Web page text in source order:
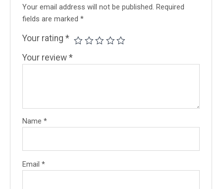
Your email address will not be published. Required
fields are marked*
Your rating*
Your review*
Name*
Email*